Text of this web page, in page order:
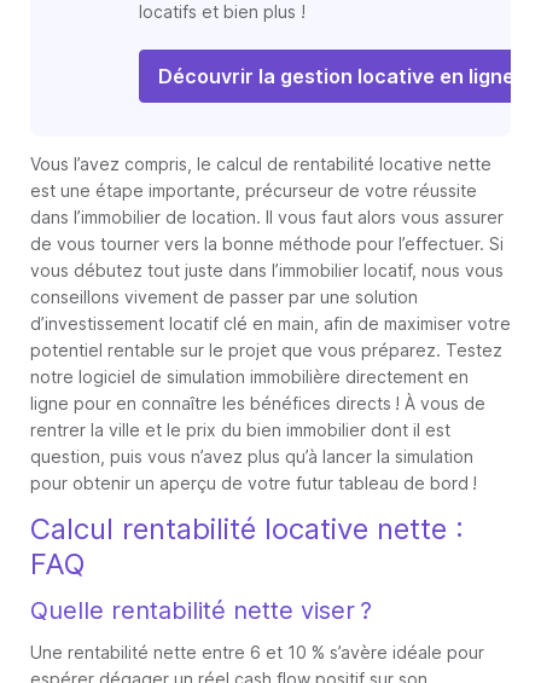
locatifs et bien plus !
Découvrir la gestion locative en ligne
Vous l’avez compris, le calcul de rentabilité locative nette
est une étape importante, précurseur de votre réussite
dans l’immobilier de location. Il vous faut alors vous assurer
de vous tourner vers la bonne méthode pour l’effectuer. Si
vous débutez tout juste dans l’immobilier locatif, nous vous
conseillons vivement de passer par une solution
d’investissement locatif clé en main, afin de maximiser votre
potentiel rentable sur le projet que vous préparez. Testez
notre logiciel de simulation immobilière directement en
ligne pour en connaître les bénéfices directs ! À vous de
rentrer la ville et le prix du bien immobilier dont il est
question, puis vous n’avez plus qu’à lancer la simulation
pour obtenir un aperçu de votre futur tableau de bord !
Calcul rentabilité locative nette :
FAQ
Quelle rentabilité nette viser ?
Une rentabilité nette entre 6 et 10 % s’avère idéale pour